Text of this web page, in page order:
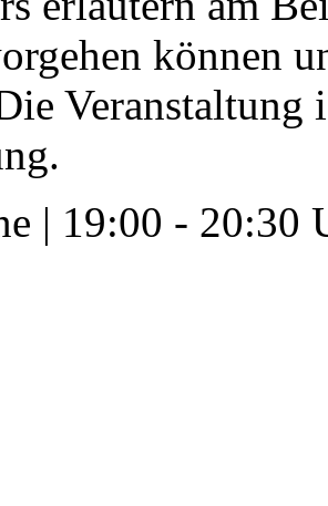
können
| 19:00 - 20:30